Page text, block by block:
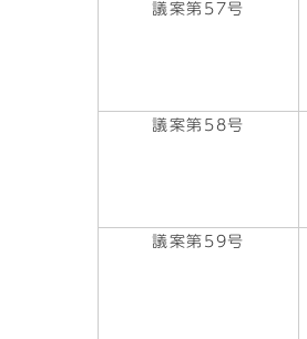
議案第57号
議案第58号
議案第59号